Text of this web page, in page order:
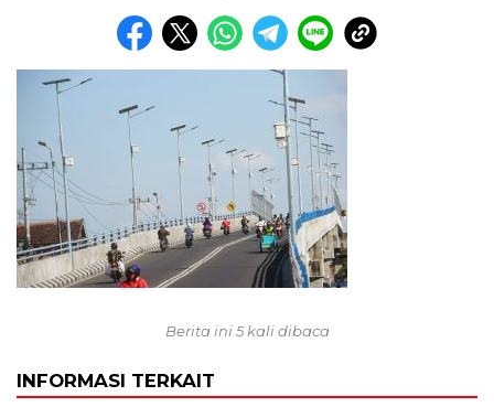
Berita ini 5 kali dibaca
INFORMASI TERKAIT